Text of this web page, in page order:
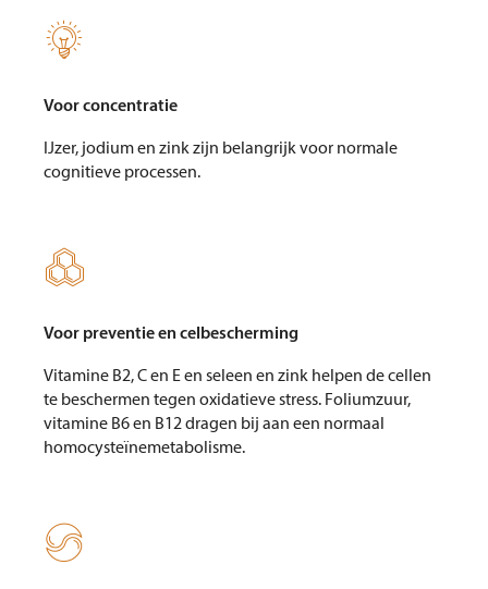

Voor concentratie
IJzer, jodium en zink zijn belangrijk voor normale
cognitieve processen.

Voor preventie en celbescherming
Vitamine B2, C en E en seleen en zink helpen de cellen
te beschermen tegen oxidatieve stress. Foliumzuur,
vitamine B6 en B12 dragen bij aan een normaal
homocysteïnemetabolisme.
